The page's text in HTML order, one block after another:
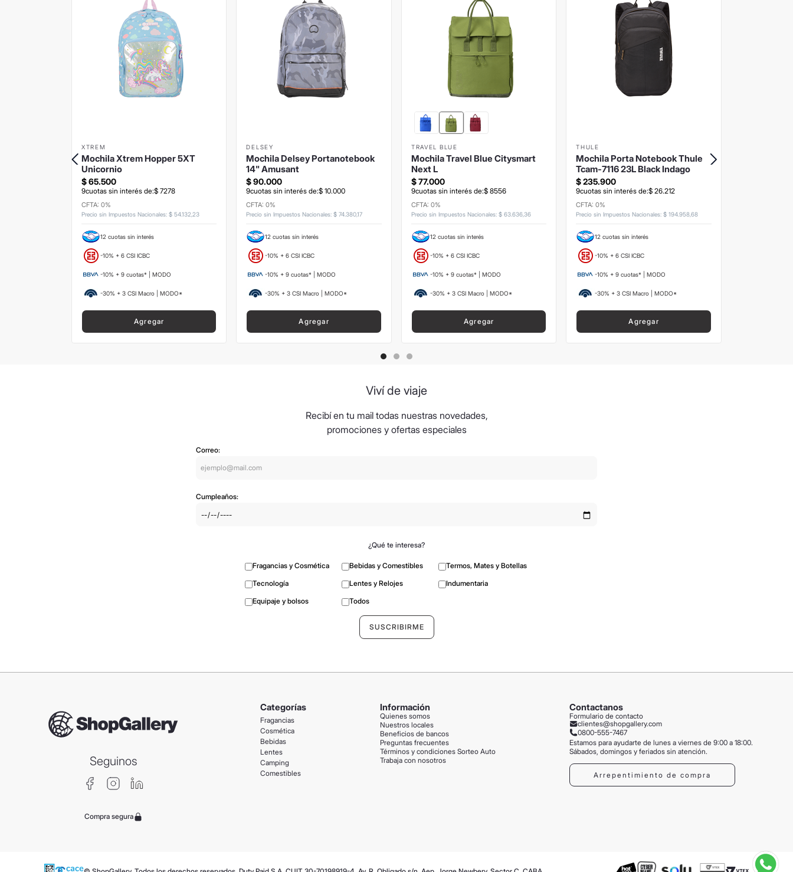
XTREM
Mochila Xtrem Hopper 5XT
Unicornio
$65.500
9cuotas sin interés de:$ 7278
CFTA: 0%
Precio sin Impuestos Nacionales: $ 54.132 23
12 cuotas sin interés
-10% + 6 CSI ICBC
-10% + 9 cuotas* | MODO
-30% + 3 CSI Macro | MODO*
Agregar
DELSEY
Mochila Delsey Portanotebook
14" Amusant
$ 90.000
9cuotas sin interés de:$ 10.000
CFTA: 0%
Precio sin Impuestos Nacionales:$ 74.380,17
12 cuotas sin interés
-10% + 6 CSI ICBC
-10% + 9 cuotas* | MODO
-30% + 3 CSI Macro | MODO*
Agregar
TRAVEL BLUE
Mochila Travel Blue Citysmart
Next L
$77.000
9cuotas sin interés de:$ 8556
CFTA: 0%
Precio sin Impuestos Nacionales: $ 63.636,36
12 cuotas sin interés
-10% + 6 CSI ICBC
-10% + 9 cuotas* | MODO
-30% + 3 CSI Macro | MODO*
Agregar
THULE
Mochila Porta Notebook Thule
Tcam-7116 23L Black Indago
$235.900
9cuotas sin interés de:$ 26.212
CFTA: 0%
Precio sin Impuestos Nacionales:$ 194.958,68
12 cuotas sin interés
-10% + 6 CSI ICBC
-10% + 9 cuotas* | MODO
-30% + 3 CSI Macro | MODO*
Agregar
Viví de viaje
Recibí en tu mail todas nuestras novedades,
promociones y ofertas especiales
Correo:
Cumpleaños:
¿Qué te interesa?
Fragancias y Cosmética Bebidas y Comestibles
Termos, Mates y Botellas
Tecnología
Lentes y Relojes
Indumentaria
Equipaje y bolsos
Todos
Seguinos
Compra segura
Categorías
Fragancias
Cosmética
Bebidas
Lentes
Camping
Comestibles
Información
Quienes somos
Nuestros locales
Beneficios de bancos
Preguntas frecuentes
Términos y condiciones Sorteo Auto
Trabaja con nosotros
Contactanos
Formulario de contacto
clientes@shopgallery.com
0800-555-7467
Estamos para ayudarte de lunes a viernes de 9:00 a 18:00.
Sábados, domingos y feriados sin atención.
Arrepentimiento de compra